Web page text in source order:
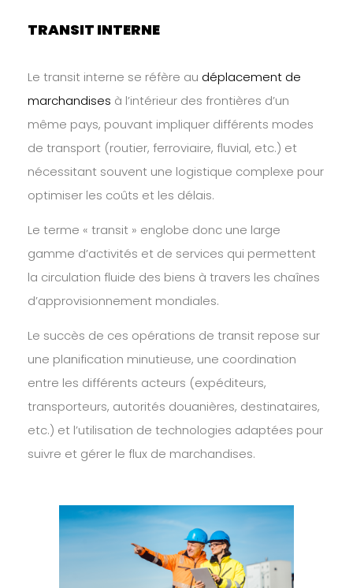
TRANSIT INTERNE
Le transit interne se réfère au déplacement de
marchandises à l’intérieur des frontières d’un
même pays, pouvant impliquer différents modes
de transport (routier, ferroviaire, fluvial, etc.) et
nécessitant souvent une logistique complexe pour
optimiser les coûts et les délais.
Le terme « transit » englobe donc une large
gamme d’activités et de services qui permettent
la circulation fluide des biens à travers les chaînes
d’approvisionnement mondiales.
Le succès de ces opérations de transit repose sur
une planification minutieuse, une coordination
entre les différents acteurs (expéditeurs,
transporteurs, autorités douanières, destinataires,
etc.) et l’utilisation de technologies adaptées pour
suivre et gérer le flux de marchandises.